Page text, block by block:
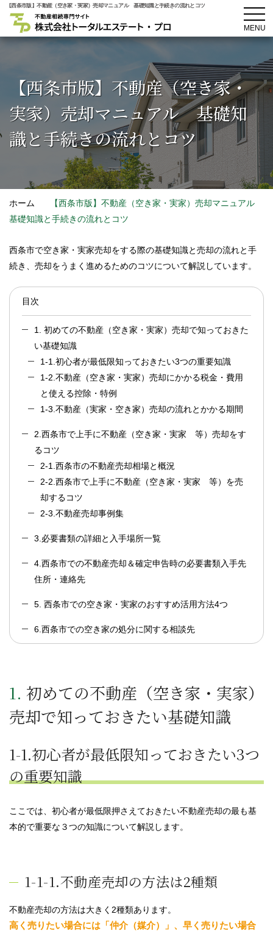
【西条市版】不動産（空き家・実家）売却マニュアル 基礎知識と手続きの流れとコツ
MENU
【西条市版】不動産（空き家・
実家） 売却マニュアル 基礎知
識と手続きの流れとコツ
ホーム
【西条市版】不動産（空き家・実家）売却マニュアル
基礎知識と手続きの流れとコツ
西条市で空き家・実家売却をする際の基礎知識と売却の流れと手
続き、売却をうまく進めるためのコツについて解説しています。
目次
1. 初めての不動産（空き家・実家）売却で知っておきた
い基礎知識
1-1.初心者が最低限知っておきたい3つの重要知識
1-2.不動産（空き家・実家）売却にかかる税金・費用
と使える控除・特例
1-3.不動産（実家・空き家）売却の流れとかかる期間
2.西条市で上手に不動産（空き家・実家 等）売却をす
るコツ
2-1.西条市の不動産売却相場と概況
2-2.西条市で上手に不動産（空き家・実家 等）を売
却するコツ
2-3.不動産売却事例集
3.必要書類の詳細と入手場所一覧
4.西条市での不動産売却＆確定申告時の必要書類入手先
住所・連絡先
5. 西条市での空き家・実家のおすすめ活用方法4つ
6.西条市での空き家の処分に関する相談先
1. 初めての不動産（空き家・実家）
売却で知っておきたい基礎知識
1-1.初心者が最低限知っておきたい3つ
の重要知識
ここでは、初心者が最低限押さえておきたい不動産売却の最も基
本的で重要な３つの知識について解説します。
1-1-1.不動産売却の方法は2種類
不動産売却の方法は大きく2種類あります。
高く売りたい場合には「仲介（媒介）」、早く売りたい場合